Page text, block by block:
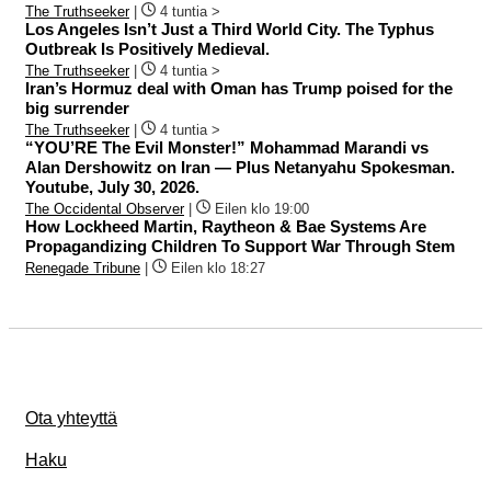
The Truthseeker| 4 tuntia >
Los Angeles Isn’t Just a Third World City. The Typhus
Outbreak Is Positively Medieval.
The Truthseeker| 4 tuntia >
Iran’s Hormuz deal with Oman has Trump poised for the
big surrender
The Truthseeker| 4 tuntia >
“YOU’RE The Evil Monster!” Mohammad Marandi vs
Alan Dershowitz on Iran — Plus Netanyahu Spokesman.
Youtube, July 30, 2026.
The Occidental Observer| Eilen klo 19:00
How Lockheed Martin, Raytheon & Bae Systems Are
Propagandizing Children To Support War Through Stem
Renegade Tribune Eilen klo 18:27
Ota yhteyttä
Haku